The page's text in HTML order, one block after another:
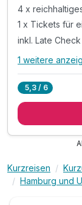
4 x
1 x Tickets für
inkl. Late
Alle
4 x
inkl. Late
1 weitere
5,3 / 6
Kurzreisen
Hamburg und